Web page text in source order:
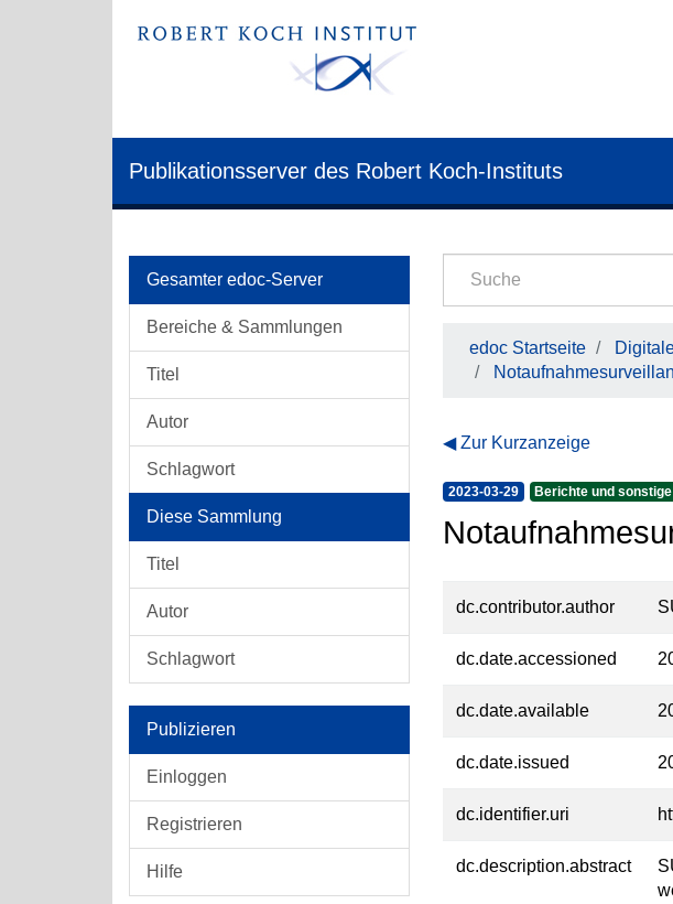
Publikationsserver des Robert Koch-Instituts
Gesamter edoc-Server
Bereiche & Sammlungen
Titel
Autor
Schlagwort
Diese Sammlung
Titel
Autor
Schlagwort
Publizieren
Einloggen
Registrieren
Hilfe
edoc Startseite
Zur Kurzanzeige
2023-03-29 Berichte und
dc.contributor.author
dc.date.accessioned
dc.date.available
dc.date.issued
dc.identifier.uri
dc.description.abstract